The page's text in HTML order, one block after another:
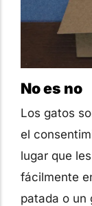
No es no
Los gatos
el
lugar que
fácilmente
patada o un